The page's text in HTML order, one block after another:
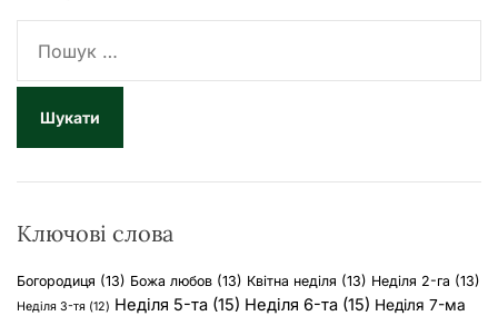
ш
к
Ключові слова
Богородиця (13) Божа любов (13) Квітна неділя (13) Неділя 2-га (13)
Неділя 3-тя (12) Неділя 5-та (15) Неділя 6-та (15) Неділя 7-ма